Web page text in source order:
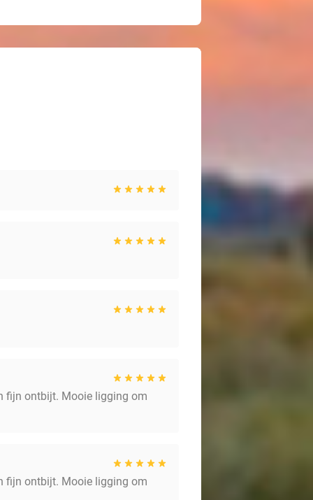
fijn ontbijt. Mooie ligging om
fijn ontbijt. Mooie ligging om